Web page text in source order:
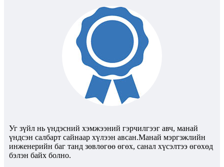
Уг зүйл нь үндэсний хэмжээний гэрчилгээг авч, манай
үндсэн салбарт сайнаар хүлээн авсан.Манай мэргэжлийн
инженерийн баг танд зөвлөгөө өгөх, санал хүсэлтээ өгөхөд
бэлэн байх болно.